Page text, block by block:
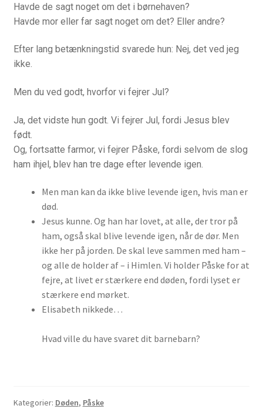
Inspiration til bøn
Kalender
Retræte i hverdagen
Seminar for åndelige vejledere i Skandinavien
Sjælemaleri
Trospraksis TV
Havde de sagt noget om det i børnehaven?
Havde mor eller far sagt noget om det? Eller andre?
Efter lang betænkningstid svarede hun: Nej, det ved jeg
ikke.
Men du ved godt, hvorfor vi fejrer Jul?
Ja, det vidste hun godt. Vi fejrer Jul, fordi Jesus blev
født.
Og, fortsatte farmor, vi fejrer Påske, fordi selvom de slog
ham ihjel, blev han tre dage efter levende igen.
Men man kan da ikke blive levende igen, hvis man er
død.
Jesus kunne. Og han har lovet, at alle, der tror på
ham, også skal blive levende igen, når de dør. Men
ikke her på jorden. De skal leve sammen med ham –
og alle de holder af – i Himlen. Vi holder Påske for at
fejre, at livet er stærkere end døden, fordi lyset er
stærkere end mørket.
Elisabeth nikkede…
Hvad ville du have svaret dit barnebarn?
Kategorier: Døden, Påske